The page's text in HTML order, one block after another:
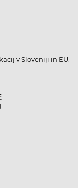
v Sloveniji in EU.